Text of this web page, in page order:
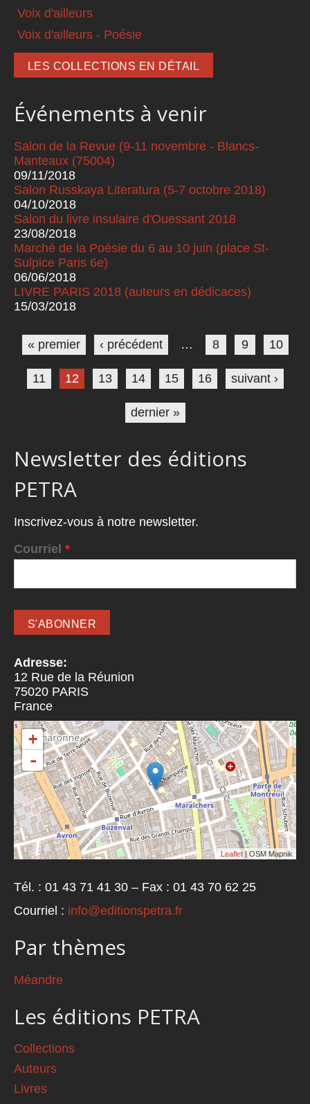
Voix d'ailleurs
Voix d'ailleurs - Poésie
LES COLLECTIONS EN DÉTAIL
Événements à venir
Salon de la Revue (9-11 novembre - Blancs-
Manteaux (75004)
09/11/2018
Salon Russkaya Literatura (5-7 octobre 2018)
04/10/2018
Salon du livre insulaire d'Ouessant 2018
23/08/2018
Marché de la Poésie du 6 au 10 juin (place St-
Sulpice Paris 6e)
06/06/2018
LIVRE PARIS 2018 (auteurs en dédicaces)
15/03/2018
Pages
« premier ‹ précédent … 8 9 10
11 12 13 14 15 16 suivant ›
dernier »
Newsletter des éditions
PETRA
Inscrivez-vous à notre newsletter.
Courriel *
Adresse:
12 Rue de la Réunion
75020 PARIS
France
+
-
Leaflet | OSM Mapnik
Tél. : 01 43 71 41 30 – Fax : 01 43 70 62 25
Courriel : info@editionspetra.fr
Par thèmes
Méandre
Les éditions PETRA
Collections
Auteurs
Livres